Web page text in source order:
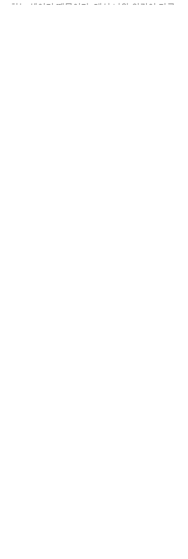
하는 셈이기 때문이다. 대신 나와 의견이 다른